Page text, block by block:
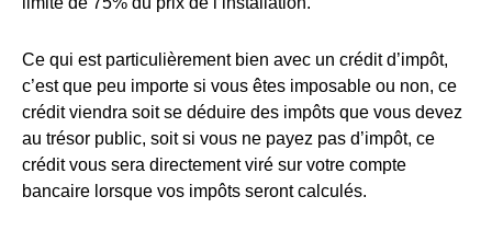
Ce qui est particulièrement bien avec un crédit d’impôt,
c’est que peu importe si vous êtes imposable ou non, ce
crédit viendra soit se déduire des impôts que vous devez
au trésor public, soit si vous ne payez pas d’impôt, ce
crédit vous sera directement viré sur votre compte
bancaire lorsque vos impôts seront calculés.